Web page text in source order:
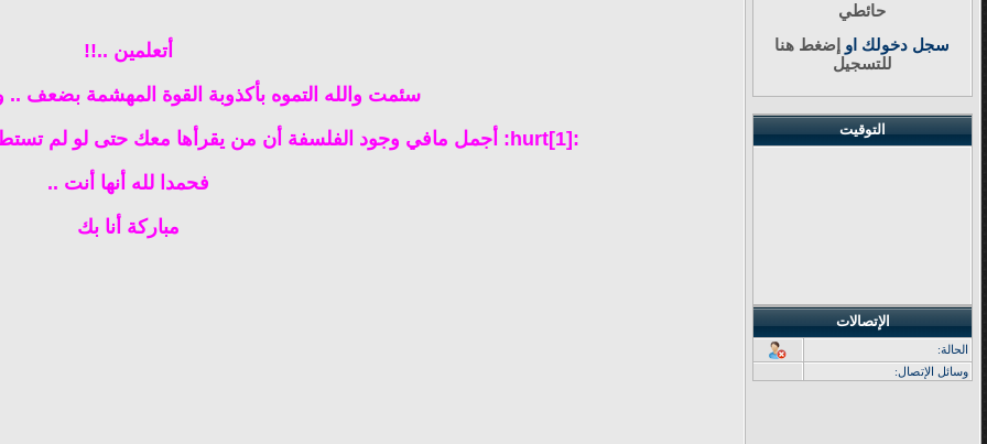
حائطي
سجل دخولك او إضغط هنا
للتسجيل
التوقيت
الإتصالات
الحالة:
وسائل الإتصال:
أتعلمين ..!!
سئمت والله التموه بأكذوبة القوة المهشمة بضعف
:hurt[1]: أجمل مافي وجود الفلسفة أن من يقرأها معك حتى لو لم تستطيع فهمها هناك من يقاسمك أيها:hurt[1]:
فحمدا لله أنها أنت ..
مباركة أنا بك